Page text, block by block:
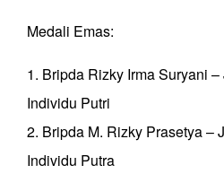
Medali Emas:
1. Bripda Rizky Irma Suryani
Individu Putri
2. Bripda M. Rizky Prasetya –
Individu Putra